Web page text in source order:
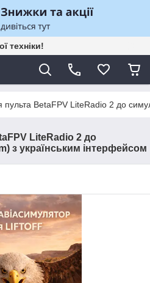
техніки!
пульта BetaFPV LiteRadio 2 до
LiteRadio 2 до
з українським інтерфейсом